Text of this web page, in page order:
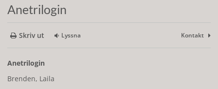
Anetrilogin
Skriv ut Lyssna Kontakt
Anetrilogin
Brenden, Laila